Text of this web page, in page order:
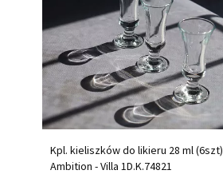
Kpl. kieliszków do likieru 28 ml (6szt)
Ambition - Villa 1D.K.74821